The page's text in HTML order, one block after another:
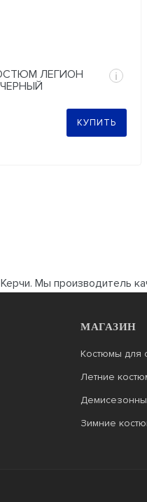
ЛЕГИОН
i
КУПИТЬ
Мы производитель
МАГАЗИН
Костюмы для
Летние
Зимние